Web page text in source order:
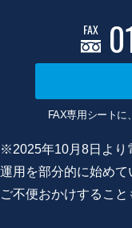
FAX
FAX専用シートに
※2025年10月8日より
運用を部分的に始めて
ご不便おかけすること